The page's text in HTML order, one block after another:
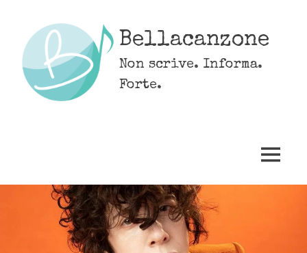
content
Bellacanzone
Non scrive. Informa.
Forte.
MENU